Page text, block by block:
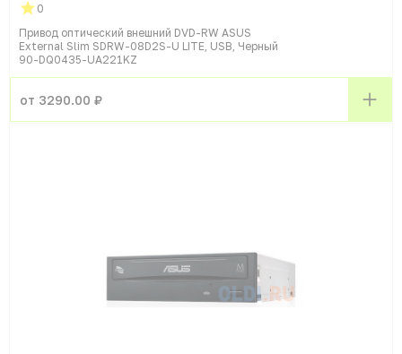
0
Привод оптический внешний DVD-RW ASUS
External Slim SDRW-08D2S-U LITE, USB, Черный
90-DQ0435-UA221KZ
от 3290.00 ₽